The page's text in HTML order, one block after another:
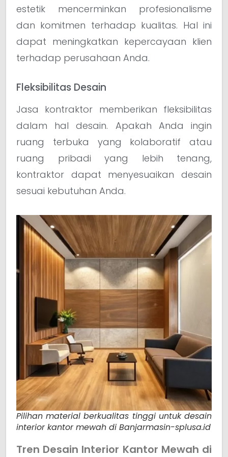
estetik mencerminkan profesionalisme
dan komitmen terhadap kualitas. Hal ini
dapat meningkatkan kepercayaan klien
terhadap perusahaan Anda.
Fleksibilitas Desain
Jasa kontraktor memberikan fleksibilitas
dalam hal desain. Apakah Anda ingin
ruang terbuka yang kolaboratif atau
ruang pribadi yang lebih tenang,
kontraktor dapat menyesuaikan desain
sesuai kebutuhan Anda.
Pilihan material berkualitas tinggi untuk desain
interior kantor mewah di Banjarmasin-splusa.id
Tren Desain Interior Kantor Mewah di